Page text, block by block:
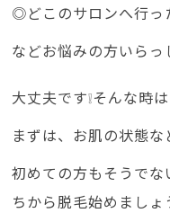
◎どこのサロンへ行っ
などお悩みの方いら
大丈夫です❕そんな時
まずは、お肌の状態
初めての方もそうで
ちから脱毛始めましょ